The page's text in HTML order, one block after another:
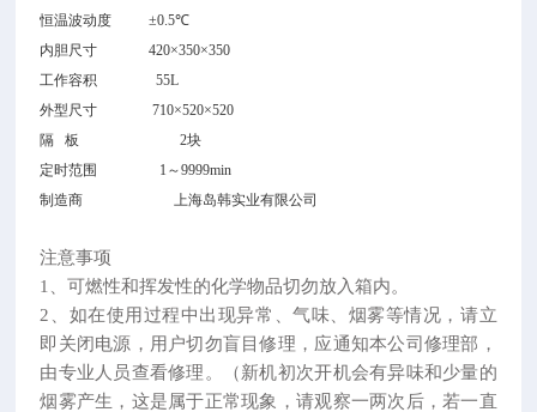
恒温波动度
±0.5℃
内胆尺寸
420×350×350
工作容积
55L
外型尺寸
710×520×520
隔 板
2块
定时范围
1 ～9999min
制造商
上海岛韩实业有限公司
注意事项
1、可燃性和挥发性的化学物品切勿放入箱内。
2、如在使用过程中出现异常、气味、烟雾等情况，请立
即关闭电源，用户切勿盲目修理，应通知本公司修理部，
由专业人员查看修理。（新机初次开机会有异味和少量的
烟雾产生，这是属于正常现象，请观察一两次后，若一直